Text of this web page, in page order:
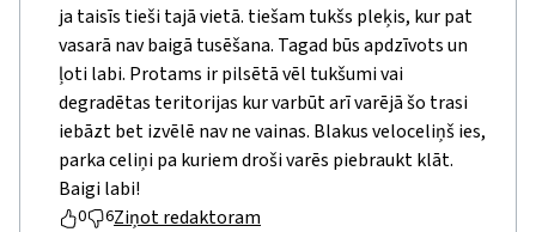
ja taisīs tieši tajā vietā. tiešam tukšs pleķis, kur pat
vasarā nav baigā tusēšana. Tagad būs apdzīvots un
ļoti labi. Protams ir pilsētā vēl tukšumi vai
degradētas teritorijas kur varbūt arī varējā šo trasi
iebāzt bet izvēlē nav ne vainas. Blakus veloceliņš ies,
parka celiņi pa kuriem droši varēs piebraukt klāt.
Baigi labi!
0 6Ziņot redaktoram